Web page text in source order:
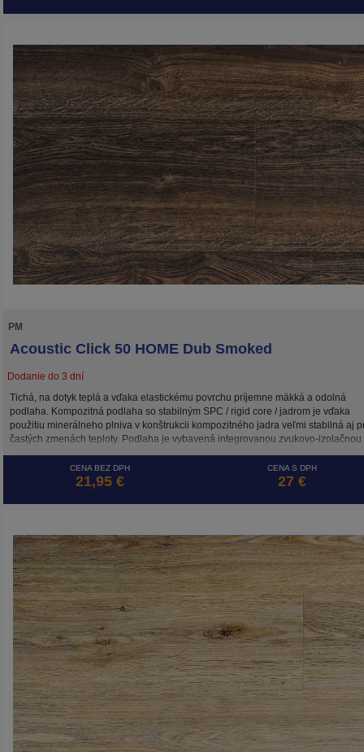
PM
Acoustic Click 50 HOME Dub Smoked
Dodanie do 3 dní
Tichá, na dotyk teplá a vďaka elastickému povrchu príjemne mäkká a odolná
podlaha. Kompozitná podlaha so stabilným SPC / rigid core / jadrom je vďaka
použitiu minerálneho plniva v konštrukcii kompozitného jadra veľmi stabilná aj
častých zmenách teploty. Podlaha je vybavená integrovanou zvukovo-izolačnou
podložkou, takže je možné ju pokladať priamo na podklad bez potreby použitia
dodatočných podložiek .
CENA BEZ DPH
21,95 €
CENA S DPH
27 €